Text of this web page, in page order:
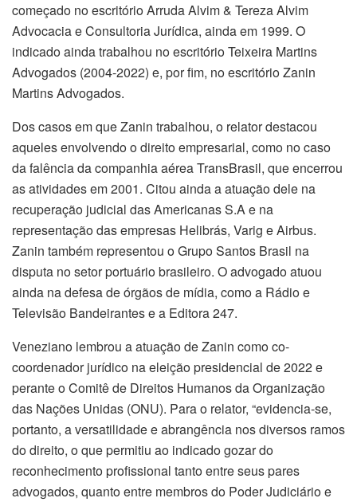
começado no escritório Arruda Alvim & Tereza Alvim
Advocacia e Consultoria Jurídica, ainda em 1999. O
indicado ainda trabalhou no escritório Teixeira Martins
Advogados (2004-2022) e, por fim, no escritório Zanin
Martins Advogados.
Dos casos em que Zanin trabalhou, o relator destacou
aqueles envolvendo o direito empresarial, como no caso
da falência da companhia aérea TransBrasil, que encerrou
as atividades em 2001. Citou ainda a atuação dele na
recuperação judicial das Americanas S.A e na
representação das empresas Helibrás, Varig e Airbus.
Zanin também representou o Grupo Santos Brasil na
disputa no setor portuário brasileiro. O advogado atuou
ainda na defesa de órgãos de mídia, como a Rádio e
Televisão Bandeirantes e a Editora 247.
Veneziano lembrou a atuação de Zanin como co-
coordenador jurídico na eleição presidencial de 2022 e
perante o Comitê de Direitos Humanos da Organização
das Nações Unidas (ONU). Para o relator, “evidencia-se,
portanto, a versatilidade e abrangência nos diversos ramos
do direito, o que permitiu ao indicado gozar do
reconhecimento profissional tanto entre seus pares
advogados, quanto entre membros do Poder Judiciário e